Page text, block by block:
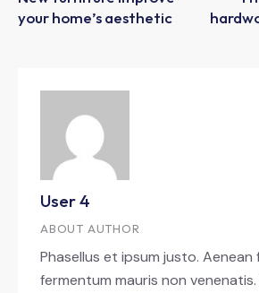
your home’s aesthetic
User 4
ABOUT AUTHOR
Phasellus et ipsum justo. Aenean
fermentum mauris non